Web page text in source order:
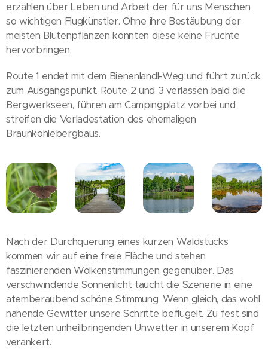
erzählen über Leben und Arbeit der für uns Menschen
so wichtigen Flugkünstler. Ohne ihre Bestäubung der
meisten Blütenpflanzen könnten diese keine Früchte
hervorbringen.
Route 1 endet mit dem Bienenlandl-Weg und führt zurück
zum Ausgangspunkt. Route 2 und 3 verlassen bald die
Bergwerkseen, führen am Campingplatz vorbei und
streifen die Verladestation des ehemaligen
Braunkohlebergbaus.
Nach der Durchquerung eines kurzen Waldstücks
kommen wir auf eine freie Fläche und stehen
faszinierenden Wolkenstimmungen gegenüber. Das
verschwindende Sonnenlicht taucht die Szenerie in eine
atemberaubend schöne Stimmung. Wenn gleich, das wohl
nahende Gewitter unsere Schritte beflügelt. Zu fest sind
die letzten unheilbringenden Unwetter in unserem Kopf
verankert.